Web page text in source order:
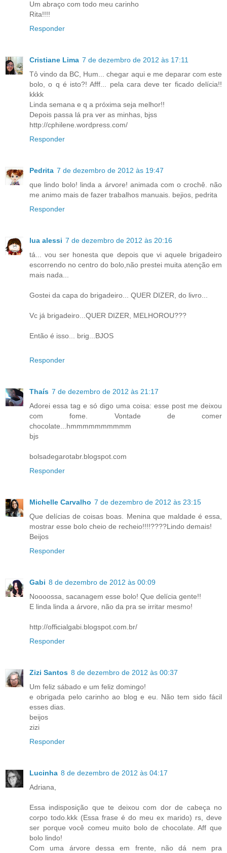
Um abraço com todo meu carinho
Rita!!!!
Responder
Cristiane Lima 7 de dezembro de 2012 às 17:11
Tô vindo da BC, Hum... chegar aqui e me deparar com este
bolo, o q é isto?! Afff... pela cara deve ter ficado delícia!!
kkkk
Linda semana e q a próxima seja melhor!!
Depois passa lá pra ver as minhas, bjss
http://cphilene.wordpress.com/
Responder
Pedrita 7 de dezembro de 2012 às 19:47
que lindo bolo! linda a árvore! animada com o crochê. não
me animo mais de fazer trabalhos manuais. bejios, pedrita
Responder
lua alessi 7 de dezembro de 2012 às 20:16
tá... vou ser honesta que depois que vi aquele brigadeiro
escorrendo no centro do bolo,não prestei muita atenção em
mais nada...
Gostei da capa do brigadeiro... QUER DIZER, do livro...
Vc já brigadeiro...QUER DIZER, MELHOROU???
Então é isso... brig...BJOS
Responder
Thaís 7 de dezembro de 2012 às 21:17
Adorei essa tag e só digo uma coisa: esse post me deixou
com fome. Vontade de comer
chocolate...hmmmmmmmmmm
bjs
bolsadegarotabr.blogspot.com
Responder
Michelle Carvalho 7 de dezembro de 2012 às 23:15
Que delícias de coisas boas. Menina que maldade é essa,
mostrar esse bolo cheio de recheio!!!!????Lindo demais!
Beijos
Responder
Gabi 8 de dezembro de 2012 às 00:09
Noooossa, sacanagem esse bolo! Que delícia gente!!
E linda linda a árvore, não da pra se irritar mesmo!
http://officialgabi.blogspot.com.br/
Responder
Zizi Santos 8 de dezembro de 2012 às 00:37
Um feliz sábado e um feliz domingo!
e obrigada pelo carinho ao blog e eu. Não tem sido fácil
esses dias.
beijos
zizi
Responder
Lucinha 8 de dezembro de 2012 às 04:17
Adriana,
Essa indisposição que te deixou com dor de cabeça no
corpo todo.kkk (Essa frase é do meu ex marido) rs, deve
ser porque você comeu muito bolo de chocolate. Aff que
bolo lindo!
Com uma árvore dessa em frente, não dá nem pra